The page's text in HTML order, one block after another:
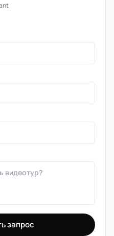
запрос